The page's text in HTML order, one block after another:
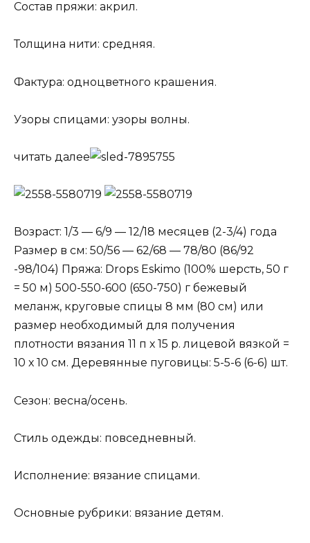
Состав пряжи: акрил.
Толщина нити: средняя.
Фактура: одноцветного крашения.
Узоры спицами: узоры волны.
читать далее
Возраст: 1/3 — 6/9 — 12/18 месяцев (2-3/4) года
Размер в см: 50/56 — 62/68 — 78/80 (86/92
-98/104) Пряжа: Drops Eskimo (100% шерсть, 50 г
= 50 м) 500-550-600 (650-750) г бежевый
меланж, круговые спицы 8 мм (80 см) или
размер необходимый для получения
плотности вязания 11 п х 15 р. лицевой вязкой =
10 х 10 см. Деревянные пуговицы: 5-5-6 (6-6) шт.
Сезон: весна/осень.
Стиль одежды: повседневный.
Исполнение: вязание спицами.
Основные рубрики: вязание детям.